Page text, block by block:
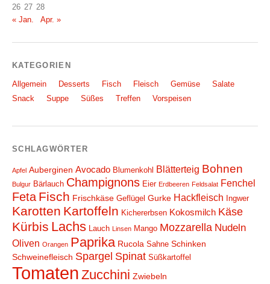
26 27 28
« Jan.
Apr. »
KATEGORIEN
Allgemein Desserts Fisch Fleisch Gemüse
Salate
Snack
Suppe Süßes Treffen Vorspeisen
SCHLAGWÖRTER
Apfel Auberginen Avocado Blumenkohl Blätterteig Bohnen
Bulgur Bärlauch Champignons Eier Erdbeeren Feldsalat Fenchel
Feta Fisch Frischkäse Geflügel Gurke Hackfleisch Ingwer
Karotten Kartoffeln Kichererbsen Kokosmilch Käse
Kürbis Lachs Lauch Linsen Mango Mozzarella Nudeln
Oliven Orangen Paprika Rucola Sahne Schinken
Schweinefleisch Spargel Spinat Süßkartoffel
Tomaten Zucchini Zwiebeln